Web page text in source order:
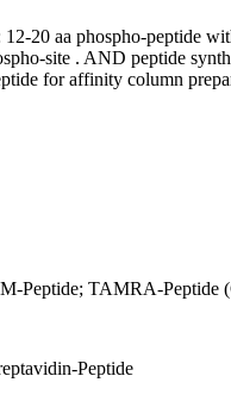
12-20 aa phospho-peptide
site . AND peptide
for affinity column
Peptide; TAMRA-Peptide
Peptide